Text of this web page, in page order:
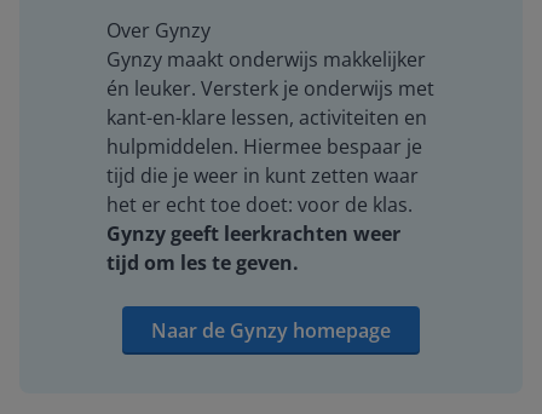
Over Gynzy
Gynzy maakt onderwijs makkelijker
én leuker. Versterk je onderwijs met
kant-en-klare lessen, activiteiten en
hulpmiddelen. Hiermee bespaar je
tijd die je weer in kunt zetten waar
het er echt toe doet: voor de klas.
Gynzy geeft leerkrachten weer
tijd om les te geven.
Naar de Gynzy homepage